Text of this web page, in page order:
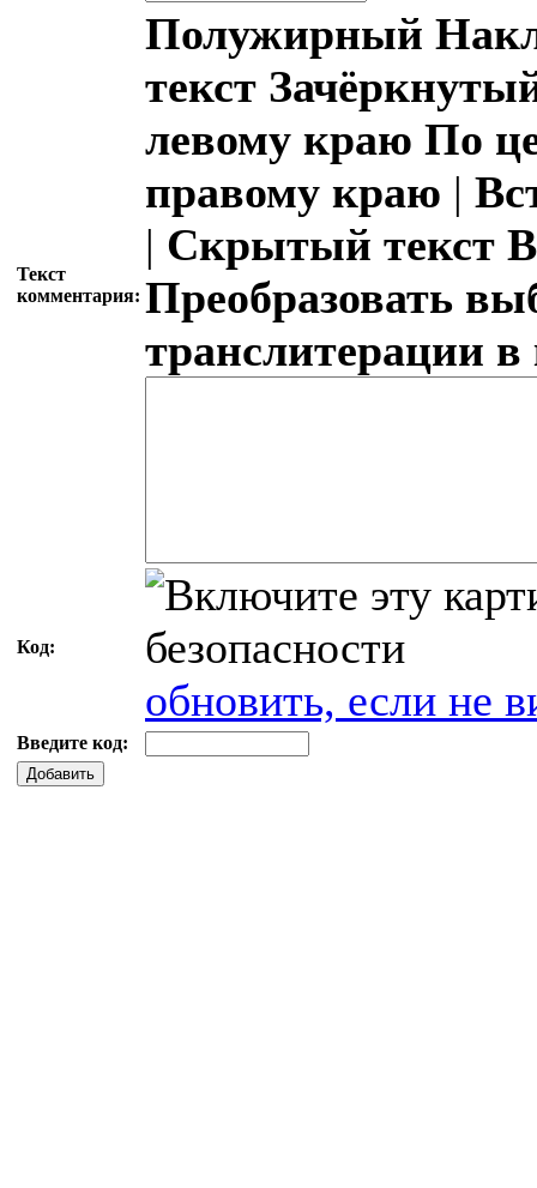
Текст
комментария:
Полужирный
текст
левому краю По
правому краю |
| Скрытый текст
Преобразовать
транслитерации
Код:
обновить, если не
Введите код:
Добавить